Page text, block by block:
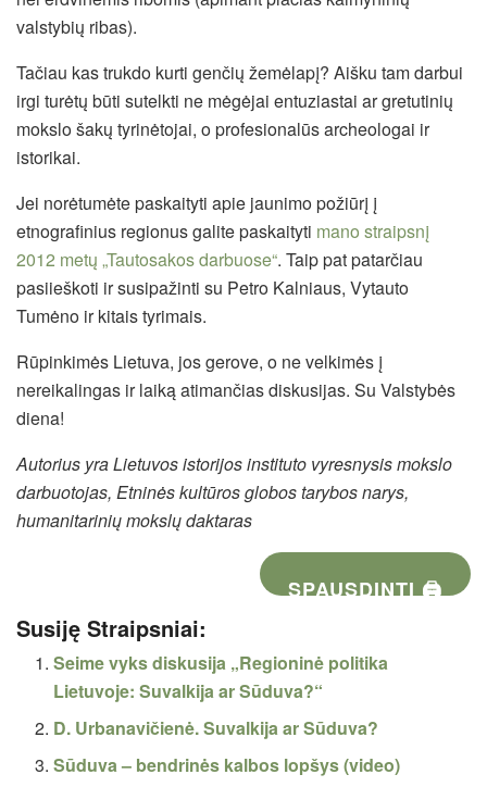
valstybių ribas).
Tačiau kas trukdo kurti genčių žemėlapį? Aišku tam darbui
irgi turėtų būti sutelkti ne mėgėjai entuziastai ar gretutinių
mokslo šakų tyrinėtojai, o profesionalūs archeologai ir
istorikai.
Jei norėtumėte paskaityti apie jaunimo požiūrį į
etnografinius regionus galite paskaityti mano straipsnį
2012 metų „Tautosakos darbuose“. Taip pat patarčiau
pasiieškoti ir susipažinti su Petro Kalniaus, Vytauto
Tumėno ir kitais tyrimais.
Rūpinkimės Lietuva, jos gerove, o ne velkimės į
nereikalingas ir laiką atimančias diskusijas. Su Valstybės
diena!
Autorius yra Lietuvos istorijos instituto vyresnysis mokslo
darbuotojas, Etninės kultūros globos tarybos narys,
humanitarinių mokslų daktaras
SPAUSDINTI 🖨
Susiję Straipsniai:
Seime vyks diskusija „Regioninė politika
Lietuvoje: Suvalkija ar Sūduva?“
D. Urbanavičienė. Suvalkija ar Sūduva?
Sūduva – bendrinės kalbos lopšys (video)